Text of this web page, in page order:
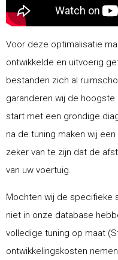
Voor deze optimalisatie
ontwikkelde en uitvoerig
bestanden zich al
garanderen wij de
start met een grondige
na de tuning maken wij
zeker van te zijn dat de
van uw voertuig.
Mochten wij de specifieke
niet in onze database
volledige tuning op maat
ontwikkelingskosten